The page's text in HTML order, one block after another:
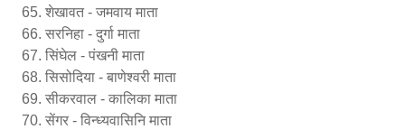
शेखावत - जमवाय माता
सरनिहा - दुर्गा माता
सिंघेल - पंखनी माता
सिसोदिया - बाणेश्वरी माता
सीकरवाल - कालिका माता
सेंगर - विन्ध्यवासिनि माता